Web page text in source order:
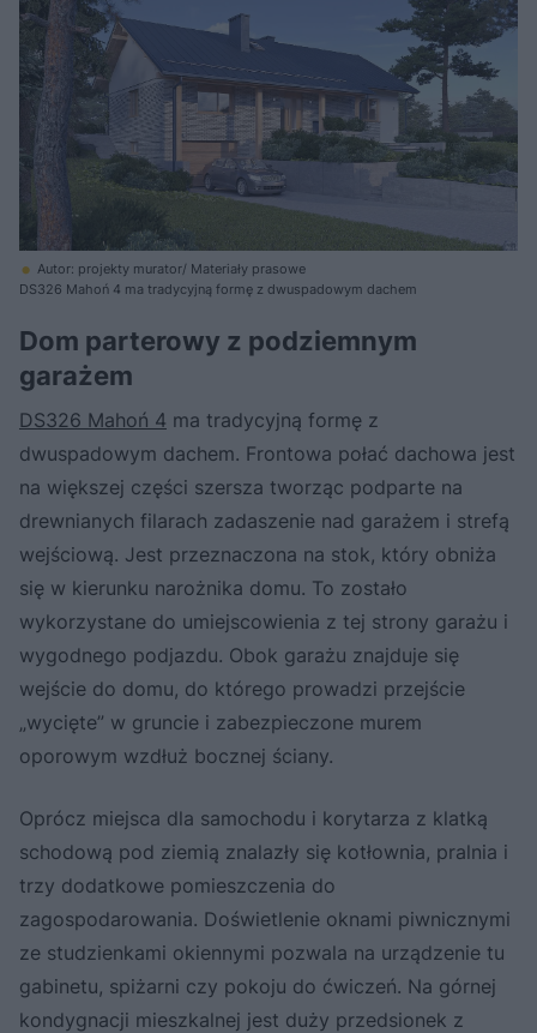
Autor: projekty murator/ Materiały prasowe
DS326 Mahoń 4 ma tradycyjną formę z dwuspadowym dachem
Dom parterowy z podziemnym
garażem
DS326 Mahoń 4 ma tradycyjną formę z
dwuspadowym dachem. Frontowa połać dachowa jest
na większej części szersza tworząc podparte na
drewnianych filarach zadaszenie nad garażem i strefą
wejściową. Jest przeznaczona na stok, który obniża
się w kierunku narożnika domu. To zostało
wykorzystane do umiejscowienia z tej strony garażu i
wygodnego podjazdu. Obok garażu znajduje się
wejście do domu, do którego prowadzi przejście
„wycięte” w gruncie i zabezpieczone murem
oporowym wzdłuż bocznej ściany.
Oprócz miejsca dla samochodu i korytarza z klatką
schodową pod ziemią znalazły się kotłownia, pralnia i
trzy dodatkowe pomieszczenia do
zagospodarowania. Doświetlenie oknami piwnicznymi
ze studzienkami okiennymi pozwala na urządzenie tu
gabinetu, spiżarni czy pokoju do ćwiczeń. Na górnej
kondygnacji mieszkalnej jest duży przedsionek z